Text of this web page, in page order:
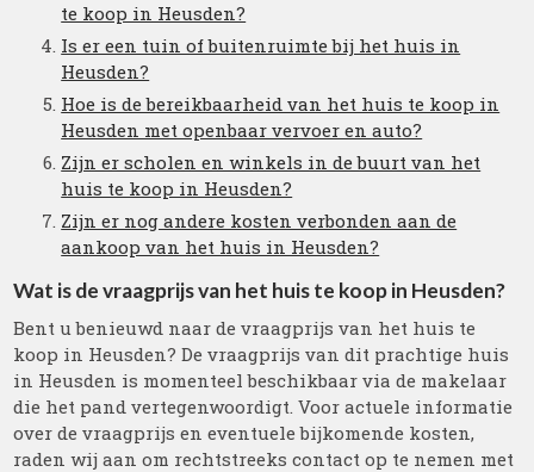
te koop in Heusden?
Is er een tuin of buitenruimte bij het huis in
Heusden?
Hoe is de bereikbaarheid van het huis te koop in
Heusden met openbaar vervoer en auto?
Zijn er scholen en winkels in de buurt van het
huis te koop in Heusden?
Zijn er nog andere kosten verbonden aan de
aankoop van het huis in Heusden?
Wat is de vraagprijs van het huis te koop in Heusden?
Bent u benieuwd naar de vraagprijs van het huis te
koop in Heusden? De vraagprijs van dit prachtige huis
in Heusden is momenteel beschikbaar via de makelaar
die het pand vertegenwoordigt. Voor actuele informatie
over de vraagprijs en eventuele bijkomende kosten,
raden wij aan om rechtstreeks contact op te nemen met